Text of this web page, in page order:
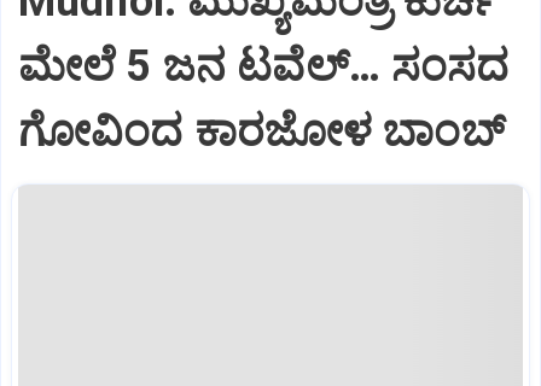
ಮೇಲೆ‌ 5 ಜನ ಟವೆಲ್… ಸಂಸದ
ಗೋವಿಂದ ಕಾರಜೋಳ ಬಾಂಬ್